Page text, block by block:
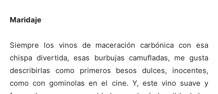
Maridaje
Siempre los vinos de maceración carbónica con esa
chispa divertida, esas burbujas camufladas, me gusta
describirlas como primeros besos dulces, inocentes,
como con gominolas en el cine. Y, este vino suave y